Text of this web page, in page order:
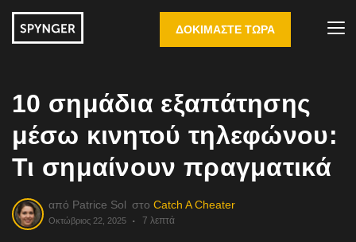
ΔΟΚΙΜΆΣΤΕ ΤΏΡΑ
10 σημάδια εξαπάτησης
μέσω κινητού τηλεφώνου:
Τι σημαίνουν πραγματικά
από Patrice Sol στο Catch A Cheater
Οκτώβριος 22, 2025 7 λεπτά